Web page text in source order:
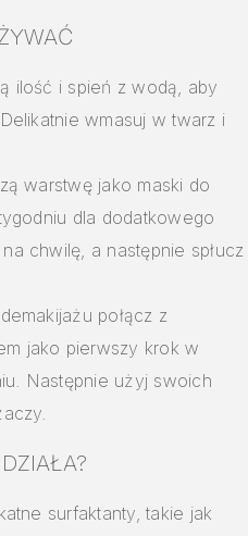
ilość i spień z wodą, aby
wmasuj w twarz i
warstwę jako maski do
dla dodatkowego
chwilę, a następnie spłucz
połącz z
jako pierwszy krok w
Następnie użyj swoich
surfaktanty, takie jak